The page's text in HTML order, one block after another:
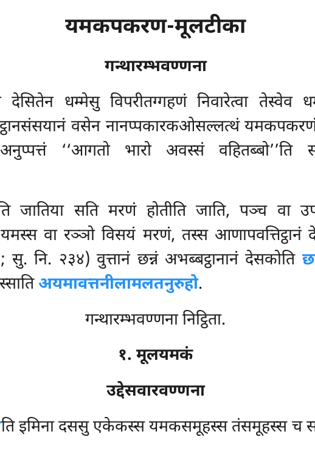
यमकपकरण-मूलटीका
गन्थारम्भवण्णना
देसितेन धम्मेसु विपरीतग्गहणं निवारेत्वा तेस्वेव
वसेन नानप्पकारकओसल्लत्थं
‘‘आगतो भारो अवस्सं
जातिया सति मरणं होतीति जाति, पञ्च वा
वा रञ्ञो विसयं मरणं, तस्स आणापवत्तिट्ठानं
नि. २३४) वुत्तानं छन्नं अभब्बट्ठानानं देसकोति
अयमावत्तनीलामलतनुरुहो.
गन्थारम्भवण्णना निट्ठिता.
१. मूलयमकं
उद्देसवारवण्णना
ति इमिना दससु एकेकस्स यमकसमूहस्स तंसमूहस्स